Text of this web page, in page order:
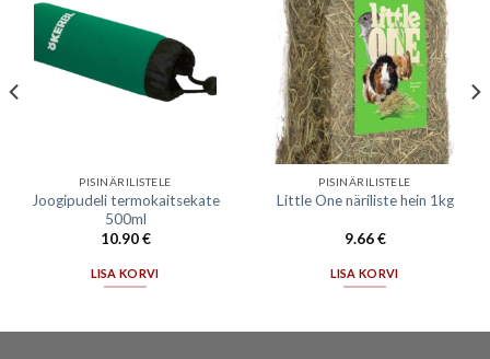
PISINÄRILISTELE
Joogipudeli termokaitsekate
500ml
10.90€
LISA KORVI
PISINÄRILISTELE
Little One näriliste hein 1kg
9.66€
LISA KORVI